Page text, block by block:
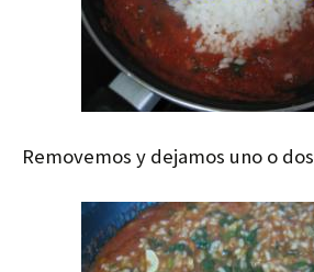
Removemos y dejamos uno o